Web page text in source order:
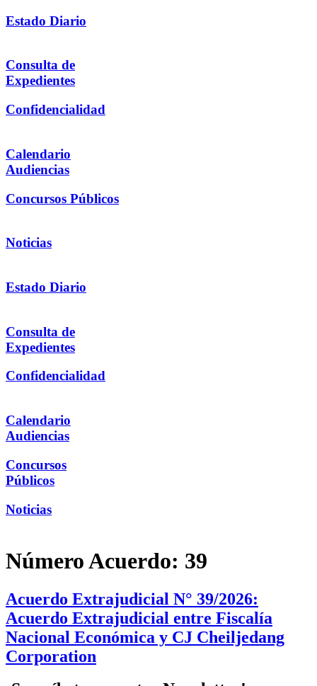
Estado Diario
Consulta de
Expedientes
Confidencialidad
Calendario
Audiencias
Concursos Públicos
Noticias
Estado Diario
Consulta de
Expedientes
Confidencialidad
Calendario
Audiencias
Concursos
Públicos
Noticias
Número Acuerdo: 39
Acuerdo Extrajudicial N° 39/2026:
Acuerdo Extrajudicial entre Fiscalía
Nacional Económica y CJ Cheiljedang
Corporation